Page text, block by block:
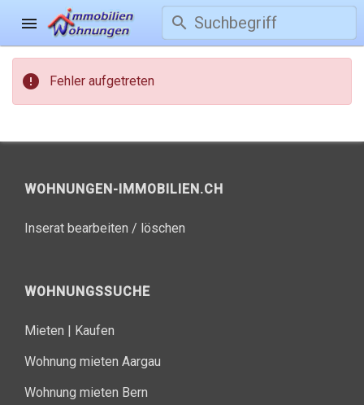
menu search
error Fehler aufgetreten
WOHNUNGEN-IMMOBILIEN.CH
Inserat bearbeiten / löschen
WOHNUNGSSUCHE
Mieten | Kaufen
Wohnung mieten Aargau
Wohnung mieten Bern